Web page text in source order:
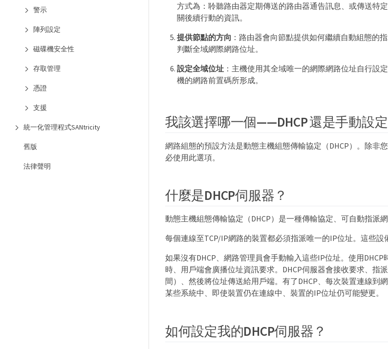
警示
陣列設定
磁碟機安全性
存取管理
憑證
支援
統一化管理程式SANtricity
舊版
法律聲明
方式為：聆聽路由器定期傳送的路由器通告訊息、或傳送特
關後續行動的資訊。
提供節點的方向 ：路由器會向節點提供如何繼續自動組態的
判斷全域網際網路位址。
設定全域位址：主機使用其全域唯一的網際網路位址自行設
機的網路前置碼所形成。
我該選擇哪一個——DHCP 還是手動設定
網路組態的預設方法是動態主機組態傳輸協定（DHCP）。除非
必使用此選項。
什麼是DHCP伺服器？
動態主機組態傳輸協定（DHCP）是一種傳輸協定、可自動指派
每個連線至TCP/IP網路的裝置都必須指派唯一的IP位址。這些設
如果沒有DHCP、網路管理員會手動輸入這些IP位址。使用
時、用戶端會廣播位址資訊要求。DHCP伺服器會接收要求、指
間）、然後將位址傳送給用戶端。有了DHCP、每次裝置連線到
某些系統中、即使裝置仍在連線中、裝置的IP位址仍可能變更。
如何設定我的DHCP伺服器？